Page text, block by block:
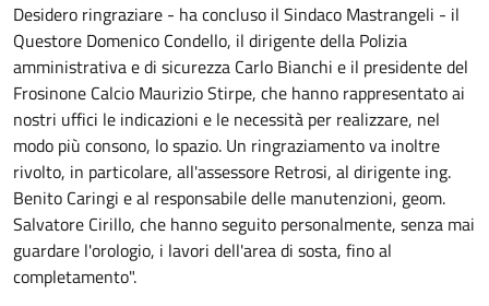
Desidero ringraziare - ha concluso il Sindaco Mastrangeli - il
Questore Domenico Condello, il dirigente della Polizia
amministrativa e di sicurezza Carlo Bianchi e il presidente del
Frosinone Calcio Maurizio Stirpe, che hanno rappresentato ai
nostri uffici le indicazioni e le necessità per realizzare, nel
modo più consono, lo spazio. Un ringraziamento va inoltre
rivolto, in particolare, all'assessore Retrosi, al dirigente ing.
Benito Caringi e al responsabile delle manutenzioni, geom.
Salvatore Cirillo, che hanno seguito personalmente, senza mai
guardare l'orologio, i lavori dell'area di sosta, fino al
completamento".